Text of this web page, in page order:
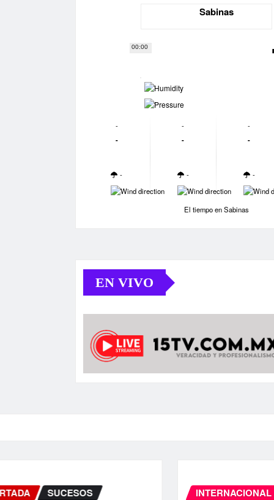
00:00
Sabinas
-
-
-
-
-
-
-
-
-
-
-
-
-
-
El tiempo en Sabinas
EN VIVO
INTERNACIONAL PORTADA